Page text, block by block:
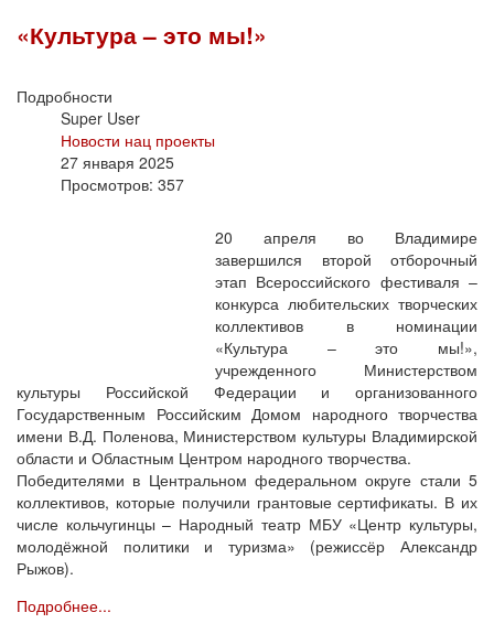
«Культура – это мы!»
Подробности
Super User
Новости нац проекты
27 января 2025
Просмотров: 357
20 апреля во Владимире
завершился второй отборочный
этап Всероссийского фестиваля –
конкурса любительских творческих
коллективов в номинации
«Культура – это мы!»,
учрежденного Министерством
культуры Российской Федерации и организованного
Государственным Российским Домом народного творчества
имени В.Д. Поленова, Министерством культуры Владимирской
области и Областным Центром народного творчества.
Победителями в Центральном федеральном округе стали 5
коллективов, которые получили грантовые сертификаты. В их
числе кольчугинцы – Народный театр МБУ «Центр культуры,
молодёжной политики и туризма» (режиссёр Александр
Рыжов).
Подробнее...